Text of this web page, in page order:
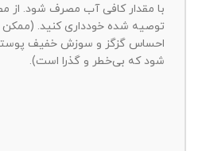
با مقدار کافی آب مصرف شود. از
توصیه شده خودداری کنید.
احساس گزگز و سوزش خفیف
شود که بی‌خطر و گذرا است).